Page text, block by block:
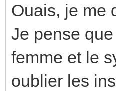
Ouais, je me
Je pense
femme et le
oublier les